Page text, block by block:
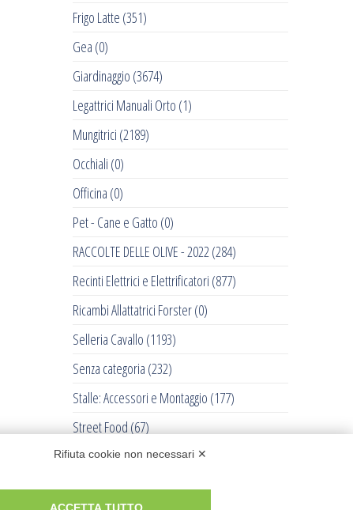
Frigo Latte (351)
Gea (0)
Giardinaggio (3674)
Legattrici Manuali Orto (1)
Mungitrici (2189)
Occhiali (0)
Officina (0)
Pet - Cane e Gatto (0)
RACCOLTE DELLE OLIVE - 2022(284)
Recinti Elettrici e Elettrificatori (877)
Ricambi Allattatrici Forster(0)
Selleria Cavallo (1193)
Senza categoria (232)
Stalle: Accessori e Montaggio (177)
Street Food(67)
Tosatrici(711)
Trattorini Husqvarna(0)
Rifiuta cookie non necessari ✕
ACCETTA TUTTO